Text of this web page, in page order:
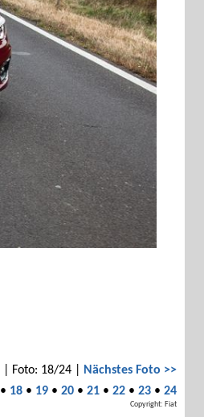
| Foto: 18/24 |
Nächstes Foto >>
• 18 • 19 • 20 • 21 • 22 • 23 • 24
Copyright: Fiat